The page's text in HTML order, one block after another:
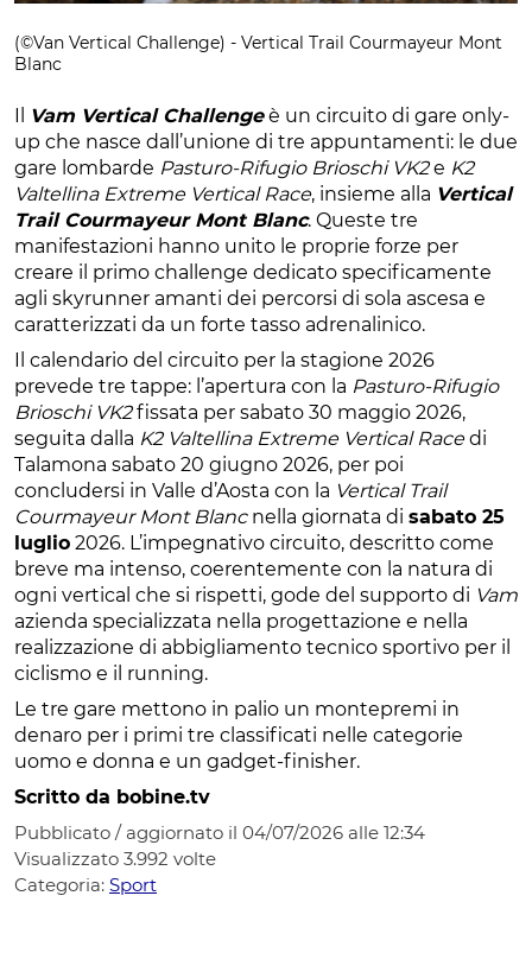
(©Van Vertical Challenge) - Vertical Trail Courmayeur Mont
Blanc
Il Vam Vertical Challengeè un circuito di gare only-
up che nasce dall’unione di tre appuntamenti: le due
gare lombarde Pasturo-Rifugio Brioschi VK2e K2
Valtellina Extreme Vertical Race, insieme alla Vertical
Trail Courmayeur Mont Blanc. Queste tre
manifestazioni hanno unito le proprie forze per
creare il primo challenge dedicato specificamente
agli skyrunner amanti dei percorsi di sola ascesa e
caratterizzati da un forte tasso adrenalinico.
Il calendario del circuito per la stagione 2026
prevede tre tappe: l’apertura con la Pasturo-Rifugio
Brioschi VK2fissata per sabato 30 maggio 2026,
seguita dalla K2 Valtellina Extreme Vertical Racedi
Talamona sabato 20 giugno 2026, per poi
concludersi in Valle d’Aosta con la Vertical Trail
Courmayeur Mont Blancnella giornata di sabato 25
luglio 2026. L’impegnativo circuito, descritto come
breve ma intenso, coerentemente con la natura di
ogni vertical che si rispetti, gode del supporto di Vam
azienda specializzata nella progettazione e nella
realizzazione di abbigliamento tecnico sportivo per il
ciclismo e il running.
Le tre gare mettono in palio un montepremi in
denaro per i primi tre classificati nelle categorie
uomo e donna e un gadget-finisher.
Scritto da bobine.tv
Pubblicato / aggiornato il 04/07/2026 alle 12:34
Visualizzato 3.992 volte
Categoria: Sport